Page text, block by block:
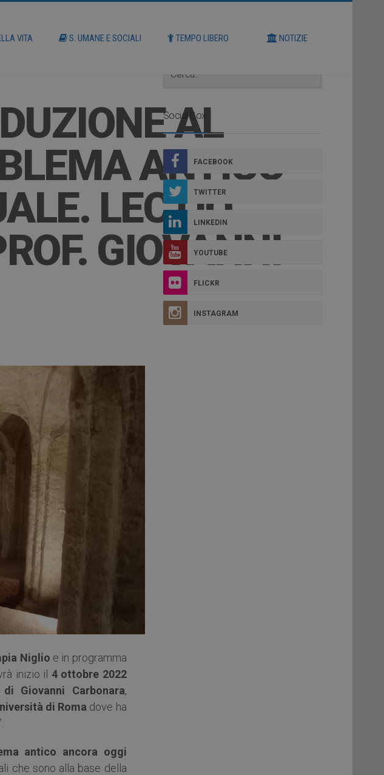
VITA S. UMANE E SOCIALI TEMPO LIBERO NOTIZIE
AL
ANTICO
LECTIO
GIOVANNI
Niglio e in programma
inizio il 4 ottobre 2022
Giovanni Carbonara,
di Roma dove ha
antico ancora oggi
che sono alla base della
Social Box
FACEBOOK
TWITTER
LINKEDIN
YOUTUBE
FLICKR
INSTAGRAM